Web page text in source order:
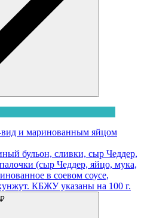
и маринованным яйцом
бульон, сливки, сыр Чеддер,
(сыр Чеддер, яйцо, мука,
в соевом соусе,
КБЖУ указаны на 100 г.